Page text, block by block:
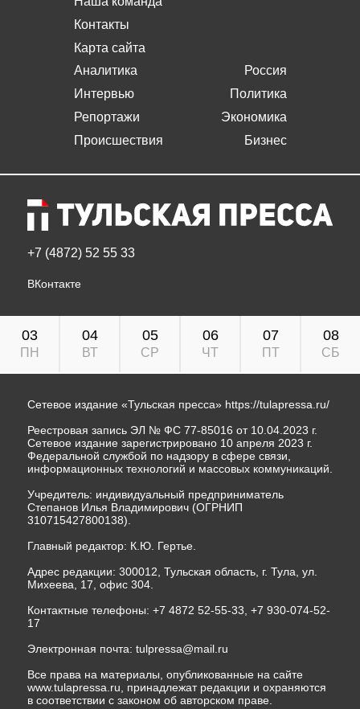
Контакты
Карта сайта
Аналитика
Интервью
Репортажи
Происшествия
Россия
Политика
Экономика
Бизнес
+7 (4872) 52 55 33
ВКонтакте
03
ПН
04
ВТ
05
СР
06
ЧТ
07
ПТ
08
СБ
Сетевое издание «Тульская пресса» https://tulapressa.ru/
Реестровая запись ЭЛ № ФС 77-85016 от 10.04.2023 г.
Сетевое издание зарегистрировано 10 апреля 2023 г.
Федеральной службой по надзору в сфере связи,
информационных технологий и массовых коммуникаций.
Учредитель: индивидуальный предприниматель
Степанов Илья Владимирович (ОГРНИП
310715427800138).
Главный редактор: К.Ю. Гертье.
Адрес редакции: 300012, Тульская область, г. Тула, ул.
Михеева, 17, офис 304.
Контактные телефоны: +7 4872 52-55-33, +7 930-074-52-
17
Электронная почта: tulpressa@mail.ru
Все права на материалы, опубликованные на сайте
www.tulapressa.ru, принадлежат редакции и охраняются
в соответствии с законом об авторском праве.